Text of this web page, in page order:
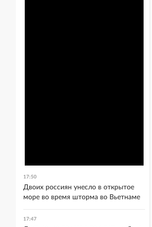
17:50
Двоих россиян унесло в открытое
море во время шторма во Вьетнаме
17:47